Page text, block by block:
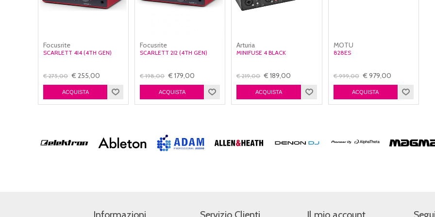
Focusrite
SCARLETT 4I4 (4TH GEN)
€ 275,00 € 255,00
Focusrite
SCARLETT 2I2 (4TH GEN)
€ 198,00 € 179,00
Arturia
MINIFUSE 4 BLACK
€ 219,00 € 189,00
MOTU
828ES
€ 999,00 € 979,00
Informazioni Servizio Clienti Il mio account